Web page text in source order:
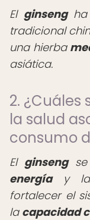
El ginsengha
tradicional
una hierba
asiática.
2. ¿Cuáles
la salud
consumo
El ginsengse
energíay
fortalecer el
la capacidad